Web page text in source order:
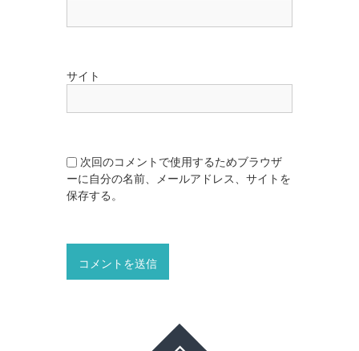
サイト
次回のコメントで使用するためブラウザ
ーに自分の名前、メールアドレス、サイトを
保存する。